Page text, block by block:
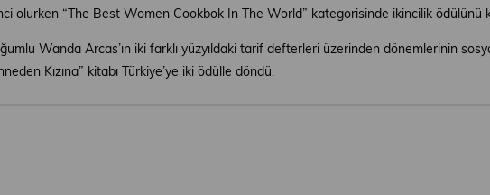
olurken “The Best Women Cookbok In The World” kategorisinde ikincilik ödülünü
Wanda Arcas’ın iki farklı yüzyıldaki tarif defterleri üzerinden dönemlerinin
Kızına” kitabı Türkiye’ye iki ödülle döndü.